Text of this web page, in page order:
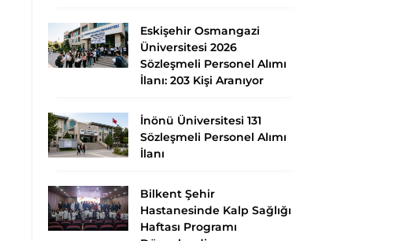
Eskişehir Osmangazi
Üniversitesi 2026
Sözleşmeli Personel Alımı
İlanı: 203 Kişi Aranıyor
İnönü Üniversitesi 131
Sözleşmeli Personel Alımı
İlanı
Bilkent Şehir
Hastanesinde Kalp Sağlığı
Haftası Programı